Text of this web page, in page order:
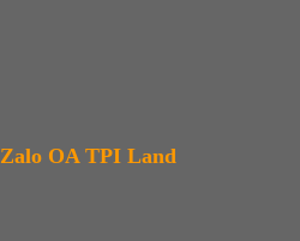
Zalo OA TPI Land